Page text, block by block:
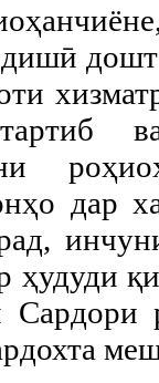
дар
ҳудуди